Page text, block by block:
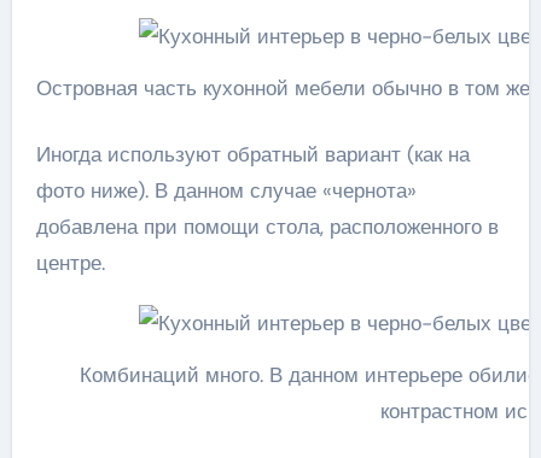
Островная часть кухонной мебели обычно в том
Иногда используют обратный вариант (как на
фото ниже). В данном случае «чернота»
добавлена при помощи стола, расположенного в
центре.
Комбинаций много. В данном интерьере
контрастном